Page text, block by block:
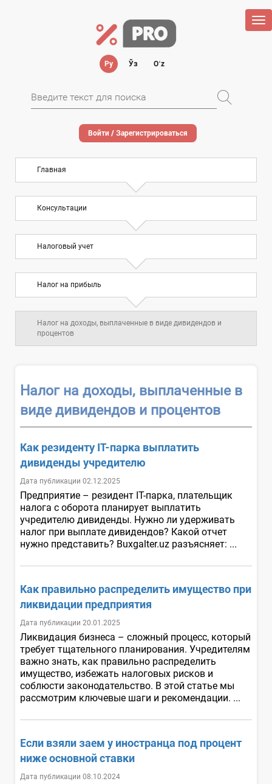
Ру Ўз Oʻz
Войти / Зарегистрироваться
Главная
Консультации
Налоговый учет
Налог на прибыль
Налог на доходы, выплаченные в виде дивидендов и
процентов
Налог на доходы, выплаченные в
виде дивидендов и процентов
Как резиденту IT-парка выплатить
дивиденды учредителю
Дата публикации 02.12.2025
Предприятие – резидент IT-парка, плательщик
налога с оборота планирует выплатить
учредителю дивиденды. Нужно ли удерживать
налог при выплате дивидендов? Какой отчет
нужно представить? Buxgalter.uz разъясняет: ...
Как правильно распределить имущество при
ликвидации предприятия
Дата публикации 20.01.2025
Ликвидация бизнеса – сложный процесс, который
требует тщательного планирования. Учредителям
важно знать, как правильно распределить
имущество, избежать налоговых рисков и
соблюсти законодательство. В этой статье мы
рассмотрим ключевые шаги и рекомендации. ...
Если взяли заем у иностранца под процент
ниже основной ставки
Дата публикации 08.10.2024